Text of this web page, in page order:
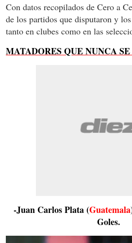
Con datos recopilados de Cero a
de los partidos que disputaron y
tanto en clubes como en las
MATADORES QUE NUNCA
-Juan Carlos Plata (Guatemala
Goles.